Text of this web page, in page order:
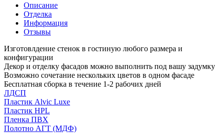
Описание
Отделка
Информация
Отзывы
Изготовлдение стенок в гостиную любого размера и
конфигурации
Декор и отделку фасадов можно выполнить под вашу задумку
Возможно сочетание нескольких цветов в одном фасаде
Бесплатная сборка в течение 1-2 рабочих дней
ЛДСП
Пластик Alvic Luxe
Пластик HPL
Пленка ПВХ
Полотно АГТ (МДФ)